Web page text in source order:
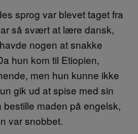
sprog var blevet taget fra
så svært at lære dansk,
nogen at snakke
hun kom til Etiopien,
men hun kunne ikke
gik ud at spise med sin
bestille maden på engelsk,
var snobbet.